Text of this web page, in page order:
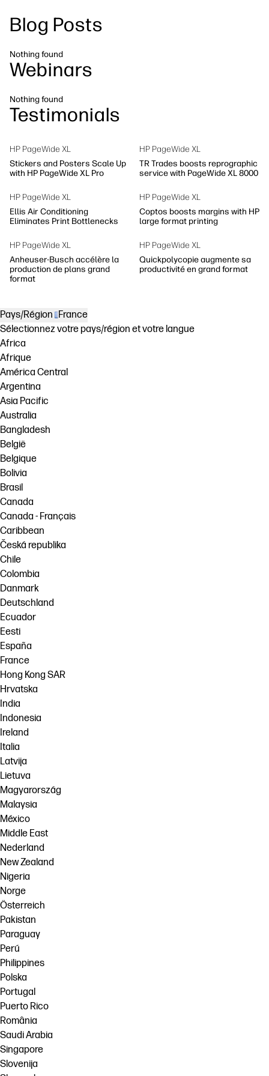
Solutions de flux de travail
Blog Posts
Nothing found
Webinars
Nothing found
Testimonials
HP PageWide XL
Stickers and Posters Scale Up
with HP PageWide XL Pro
HP PageWide XL
TR Trades boosts reprographic
service with PageWide XL 8000
HP PageWide XL
Ellis Air Conditioning
Eliminates Print Bottlenecks
HP PageWide XL
Coptos boosts margins with HP
large format printing
HP PageWide XL
Anheuser-Busch accélère la
production de plans grand
format
HP PageWide XL
Quickpolycopie augmente sa
productivité en grand format
Pays/Région France
Sélectionnez votre pays/région et votre langue
Africa
Afrique
América Central
Argentina
Asia Pacific
Australia
Bangladesh
België
Belgique
Bolivia
Brasil
Canada
Canada - Français
Caribbean
Česká republika
Chile
Colombia
Danmark
Deutschland
Ecuador
Eesti
España
France
Hong Kong SAR
Hrvatska
India
Indonesia
Ireland
Italia
Latvija
Lietuva
Magyarország
Malaysia
México
Middle East
Nederland
New Zealand
Nigeria
Norge
Österreich
Pakistan
Paraguay
Perú
Philippines
Polska
Portugal
Puerto Rico
România
Saudi Arabia
Singapore
Slovenija